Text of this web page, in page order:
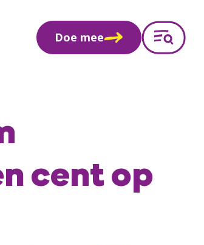
Doe mee
cent op